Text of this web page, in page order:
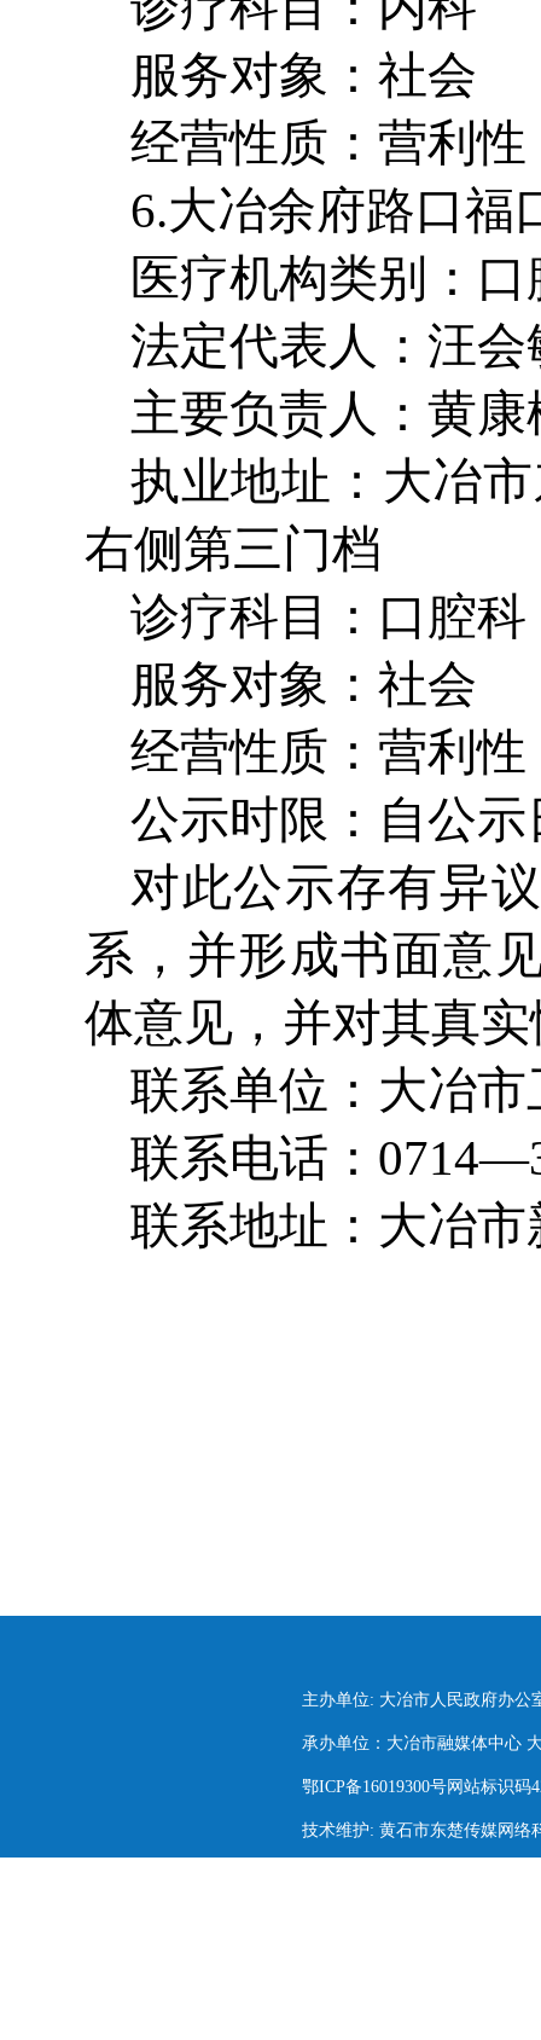
服务对象：社会
经营性质：营利性
6.大冶余府路口福
医疗机构类别：
法定代表人：汪会
主要负责人：黄康
执业地址：大冶
右侧第三门档
诊疗科目：口腔科
服务对象：社会
经营性质：营利性
公示时限：自公
对此公示存有异
系，并形成书面意
体意见，并对其真
联系单位：大冶
联系电话：
联系地址：大冶
主办单位: 大冶市人民政府办公
承办单位：大冶市融媒体中心
鄂ICP备16019300号网站标识码
技术维护: 黄石市东楚传媒网络